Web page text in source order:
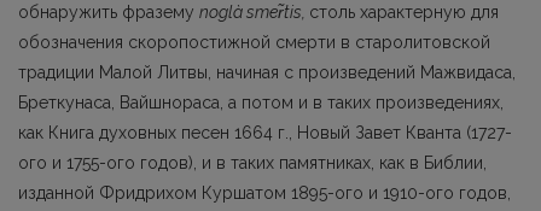
обнаружить фразему noglà smer̃tis, столь характерную для
обозначения скоропостижной смерти в старолитовской
традиции Малой Литвы, начиная с про­изведений Мажвидаса,
Бреткунаса, Вайшнораса, а потом и в таких произведениях,
как Книга духовных песен 1664 г., Новый Завет Кванта (1727-
ого и 1755-ого годов), и в таких памятниках, как в Библии,
изданной Фридрихом Куршатом 1895-ого и 1910-ого годов,